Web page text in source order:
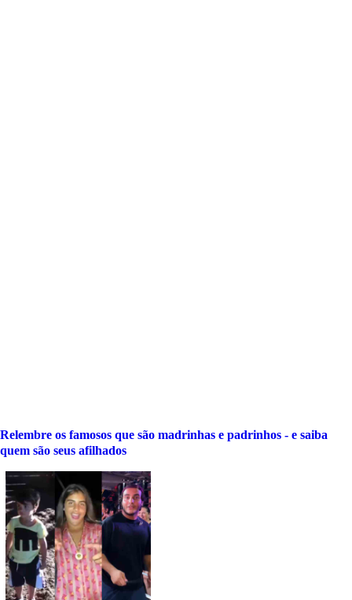
Relembre os famosos que são madrinhas e padrinhos - e saiba
quem são seus afilhados